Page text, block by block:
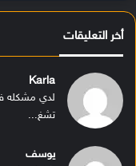
أخر التعليقات
Karla
لدي مشكله
تشغ...
يوسف